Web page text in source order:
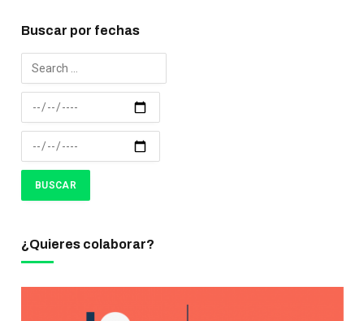
Buscar por fechas
¿Quieres colaborar?